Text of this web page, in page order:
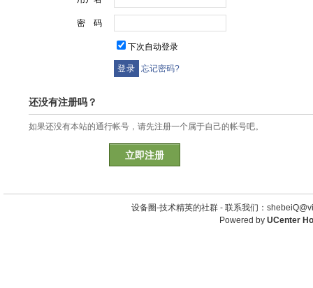
密 码
下次自动登录
忘记密码?
还没有注册吗？
如果还没有本站的通行帐号，请先注册一个属于自己的帐号吧。
立即注册
设备圈-技术精英的社群 - 联系我们：
Powered by UCenter